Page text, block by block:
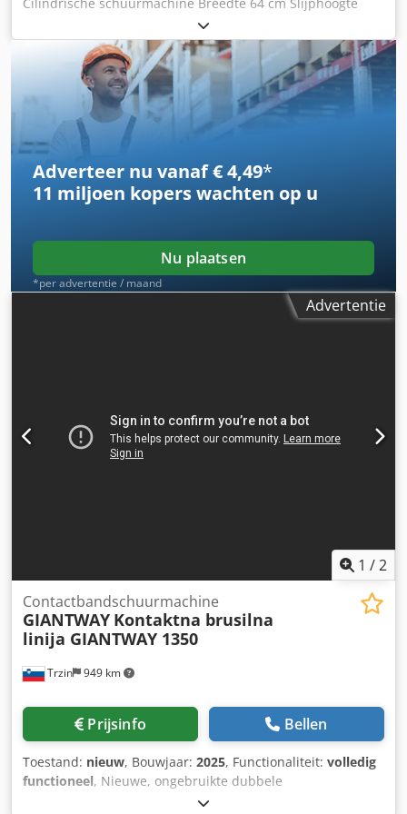
10,5 cm Twee rollen. Motor 3,7 kW Djdpfjmicz Tex Anrswa
Adverteer nu vanaf € 4,49*
11 miljoen koperswachten op u
Nu plaatsen
*per advertentie / maand
Advertentie
1 /2
Trzin 949 km
Contactbandschuurmachine
GIANTWAY Kontaktna brusilna
linija GIANTWAY 1350
Prijsinfo Bellen
Toestand: nieuw, Bouwjaar: 2025, Functionaliteit: volledig
functioneel, Nieuwe, ongebruikte dubbele
contactschuur-/kalibreerlijn GIANTWAY 1350 TOP BOTTOM,